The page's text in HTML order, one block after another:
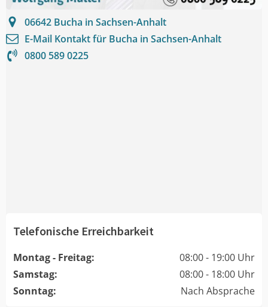
06642 Bucha in Sachsen-Anhalt
E-Mail Kontakt für Bucha in Sachsen-Anhalt
0800 589 0225
Telefonische Erreichbarkeit
Montag - Freitag:
08:00 - 19:00 Uhr
Samstag:
08:00 - 18:00 Uhr
Sonntag:
Nach Absprache